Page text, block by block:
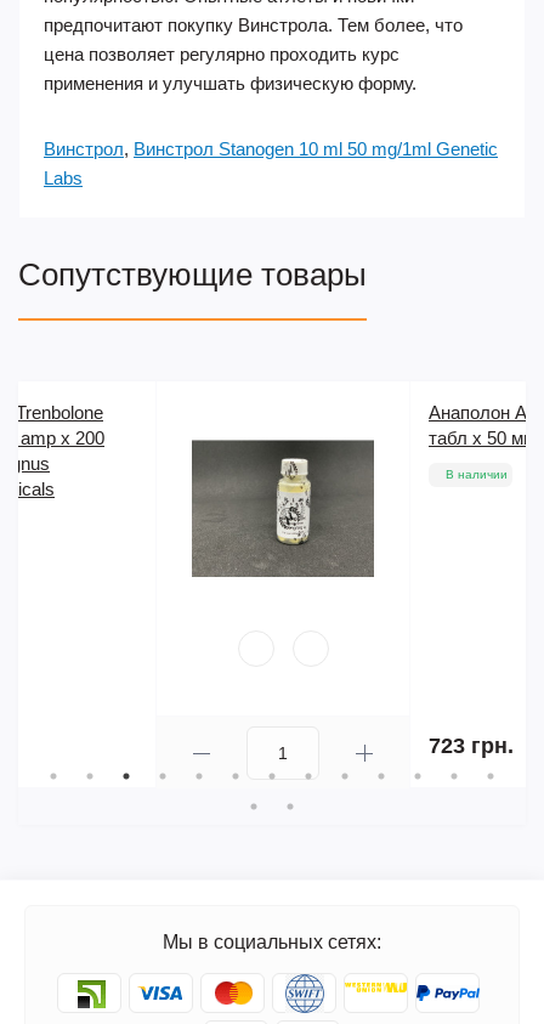
предпочитают покупку Винстрола. Тем более, что
цена позволяет регулярно проходить курс
применения и улучшать физическую форму.
Винстрол, Винстрол Stanogen 10 ml 50 mg/1ml Genetic
Labs
Сопутствующие товары
Анаполон Anapolon 50
табл х 50 мг Prime Labs
В наличии
723 грн.
Мы в социальных сетях: